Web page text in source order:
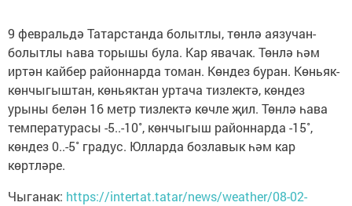
9 февральдә Татарстанда болытлы, төнлә аязучан-
болытлы һава торышы була. Кар явачак. Төнлә һәм
иртән кайбер районнарда томан. Көндез буран. Көньяк-
көнчыгыштан, көньяктан уртача тизлектә, көндез
урыны белән 16 метр тизлектә көчле җил. Төнлә һава
температурасы -5..-10˚, көнчыгыш районнарда -15˚,
көндез 0..-5˚ градус. Юлларда бозлавык һәм кар
көртләре.
Чыганак: https://intertat.tatar/news/weather/08-02-